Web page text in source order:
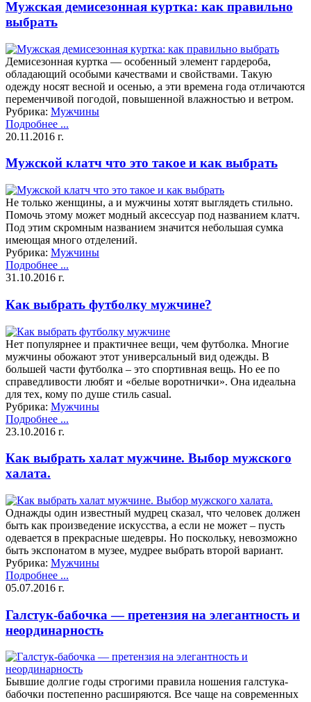
Мужская демисезонная куртка: как правильно
выбрать
Демисезонная куртка — особенный элемент гардероба,
обладающий особыми качествами и свойствами. Такую
одежду носят весной и осенью, а эти времена года отличаются
переменчивой погодой, повышенной влажностью и ветром.
Рубрика: Мужчины
Подробнее ...
20.11.2016 г.
Мужской клатч что это такое и как выбрать
Не только женщины, а и мужчины хотят выглядеть стильно.
Помочь этому может модный аксессуар под названием клатч.
Под этим скромным названием значится небольшая сумка
имеющая много отделений.
Рубрика: Мужчины
Подробнее ...
31.10.2016 г.
Как выбрать футболку мужчине?
Нет популярнее и практичнее вещи, чем футболка. Многие
мужчины обожают этот универсальный вид одежды. В
большей части футболка – это спортивная вещь. Но ее по
справедливости любят и «белые воротнички». Она идеальна
для тех, кому по душе стиль casual.
Рубрика: Мужчины
Подробнее ...
23.10.2016 г.
Как выбрать халат мужчине. Выбор мужского
халата.
Однажды один известный мудрец сказал, что человек должен
быть как произведение искусства, а если не может – пусть
одевается в прекрасные шедевры. Но поскольку, невозможно
быть экспонатом в музее, мудрее выбрать второй вариант.
Рубрика: Мужчины
Подробнее ...
05.07.2016 г.
Галстук-бабочка — претензия на элегантность и
неординарность
Бывшие долгие годы строгими правила ношения галстука-
бабочки постепенно расширяются. Все чаще на современных